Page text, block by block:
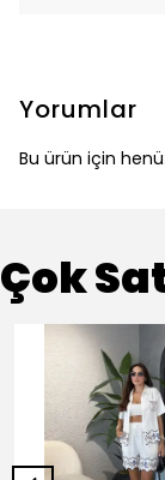
Yorumlar
Bu ürün için
Çok